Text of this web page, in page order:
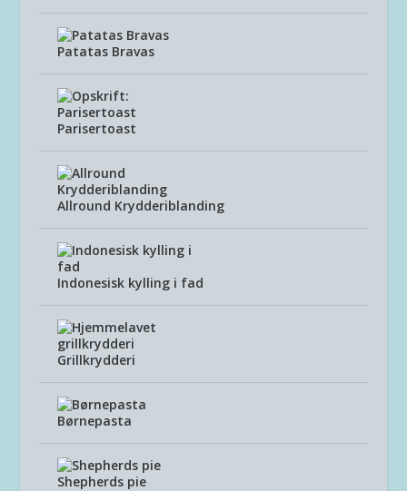
Patatas Bravas
Parisertoast
Allround Krydderiblanding
Indonesisk kylling i fad
Grillkrydderi
Børnepasta
Shepherds pie